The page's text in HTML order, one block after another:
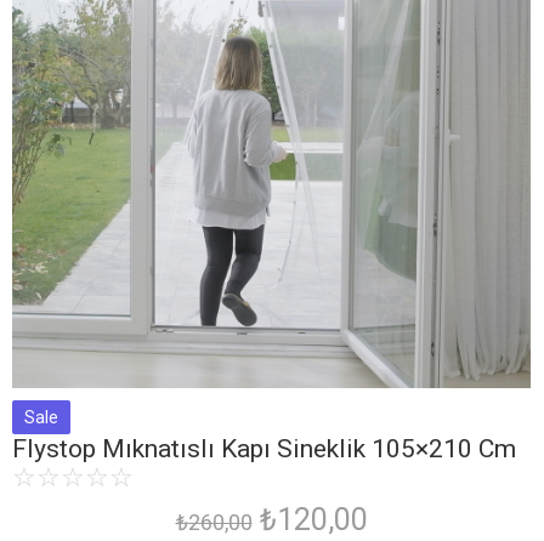
Sale
Flystop Mıknatıslı Kapı Sineklik 105×210 Cm
☆☆☆☆☆
₺260,00 ₺120,00